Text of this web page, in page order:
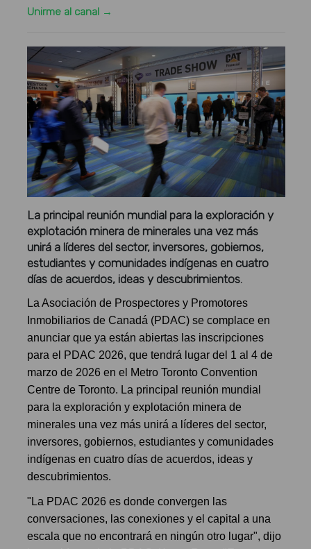
Unirme al canal →
La principal reunión mundial para la exploración y
explotación minera de minerales una vez más
unirá a líderes del sector, inversores, gobiernos,
estudiantes y comunidades indígenas en cuatro
días de acuerdos, ideas y descubrimientos.
La Asociación de Prospectores y Promotores
Inmobiliarios de Canadá (PDAC) se complace en
anunciar que ya están abiertas las inscripciones
para el PDAC 2026, que tendrá lugar del 1 al 4 de
marzo de 2026 en el Metro Toronto Convention
Centre de Toronto. La principal reunión mundial
para la exploración y explotación minera de
minerales una vez más unirá a líderes del sector,
inversores, gobiernos, estudiantes y comunidades
indígenas en cuatro días de acuerdos, ideas y
descubrimientos.
"La PDAC 2026 es donde convergen las
conversaciones, las conexiones y el capital a una
escala que no encontrará en ningún otro lugar", dijo